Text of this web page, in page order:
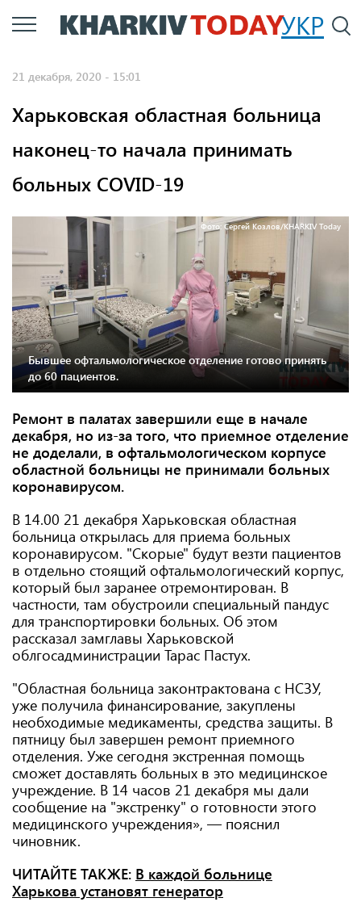
Перейти
к
УКР
21 декабря, 2020 - 15:01
Харьковская областная больница
наконец-то начала принимать
больных COVID-19
Фото: Сергей Козлов/KHARKIV Today
Бывшее офтальмологическое отделение готово принять
до 60 пациентов.
Ремонт в палатах завершили еще в начале
декабря, но из-за того, что приемное отделение
не доделали, в офтальмологическом корпусе
областной больницы не принимали больных
коронавирусом.
В 14.00 21 декабря Харьковская областная
больница открылась для приема больных
коронавирусом. "Скорые" будут везти пациентов
в отдельно стоящий офтальмологический корпус,
который был заранее отремонтирован. В
частности, там обустроили специальный пандус
для транспортировки больных. Об этом
рассказал замглавы Харьковской
облгосадминистрации Тарас Пастух.
"Областная больница законтрактована с НСЗУ,
уже получила финансирование, закуплены
необходимые медикаменты, средства защиты. В
пятницу был завершен ремонт приемного
отделения. Уже сегодня экстренная помощь
сможет доставлять больных в это медицинское
учреждение. В 14 часов 21 декабря мы дали
сообщение на "экстренку" о готовности этого
медицинского учреждения», — пояснил
чиновник.
ЧИТАЙТЕ ТАКЖЕ: В каждой больнице
Харькова установят генератор